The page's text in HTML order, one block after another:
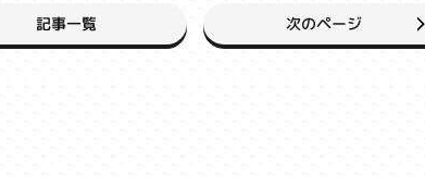
記事一覧 次のページ